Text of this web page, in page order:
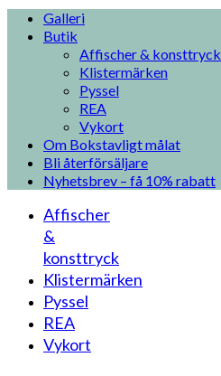
Galleri
Butik
Affischer & konsttryck
Klistermärken
Pyssel
REA
Vykort
Om Bokstavligt målat
Bli återförsäljare
Nyhetsbrev – få 10% rabatt
Affischer
&
konsttryck
Klistermärken
Pyssel
REA
Vykort